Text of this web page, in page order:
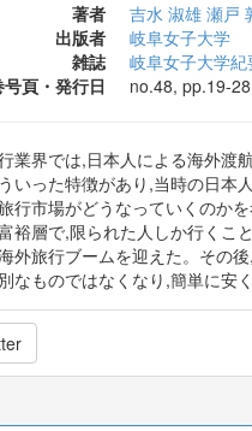
著者 吉水 淑雄 瀬戸
出版者
岐阜女子大学
雑誌
岐阜女子大学紀
号頁・発行日
no.48, pp.19-
業界では,日本人による海外渡
いった特徴があり,当時の日本
行市場がどうなっていくのか
裕層で,限られた人しか行くこ
外旅行ブームを迎えた。その
なものではなくなり,簡単に安